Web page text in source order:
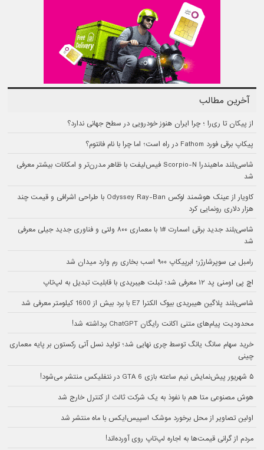
آخرین مطالب
از پیکان تا ری‌را ؛ چرا ایران هنوز خودرویی در سطح جهانی ندارد؟
پیکاپ برقی فورد Fathom در راه است؛ اما چرا با نام فانتوم؟
شاسی‌بلند ماهیندرا Scorpio-N فیس‌لیفت با ظاهر مدرن‌تر و امکانات بیشتر معرفی
شد
کاویار از عینک هوشمند لوکس Odyssey Ray-Ban با طراحی اشرافی و قیمت چند
هزار دلاری رونمایی کرد
شاسی‌بلند جدید برقی اسمارت #۱ با معماری ۸۰۰ ولتی و فناوری جدید جیلی معرفی
شد
رامبل بی سوپرشارژر؛ ابرپیکاپ ۹۰۰ اسب بخاری رم وارد میدان شد
اچ پی اومنی پد ۱۲ معرفی شد؛ تبلت هیبریدی با قابلیت تبدیل به لپ‌تاپ
شاسی‌بلند پلاگین هیبریدی بیوک الکترا E7 با برد بیش از 1600 کیلومتر معرفی شد
محدودیت پیام‌های متنی اکانت رایگان ChatGPT برداشته شد!
خرید سهام سانگ‌ یانگ توسط چری نهایی شد؛ تولید نسل آتی رکستون بر پایه معماری
چینی
۵ شهریور پیش‌نمایش نیم ساعته بازی GTA 6 در نتفلیکس منتشر می‌شود!
هوش مصنوعی متا هم با نفوذ به یک شرکت ثالث از کنترل خارج شد
اولین تصاویر از محل برخورد موشک اسپیس‌ایکس با ماه منتشر شد
مردم از گرانی قیمت‌ها به اجاره لپ‌تاپ روی آورده‌اند!